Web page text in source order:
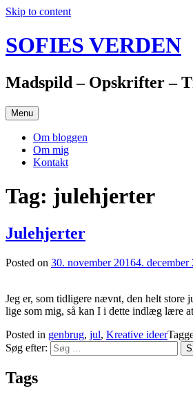
Skip to content
SOFIES VERDEN
Madspild – Opskrifter –
Menu
Om bloggen
Om mig
Kontakt
Tag: julehjerter
Julehjerter
Posted on 30. november 20164. december
Jeg er, som tidligere nævnt, den helt store
lige som mig, så kan I i dette indlæg lære
Posted in genbrug, jul, Kreative ideer
Søg efter:
Tags